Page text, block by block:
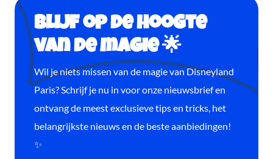
Blijf op de hoogte
van de magie 🌟
Wil je niets missen van de magie van Disneyland
Paris? Schrijf je nu in voor onze nieuwsbrief en
ontvang de meest exclusieve tips en tricks, het
belangrijkste nieuws en de beste aanbiedingen!
✨